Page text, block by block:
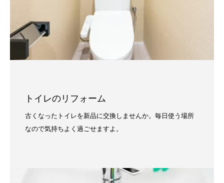
トイレのリフォーム
古くなったトイレを新品に交換しませんか。毎日使う場所
なので気持ちよく過ごせますよ。